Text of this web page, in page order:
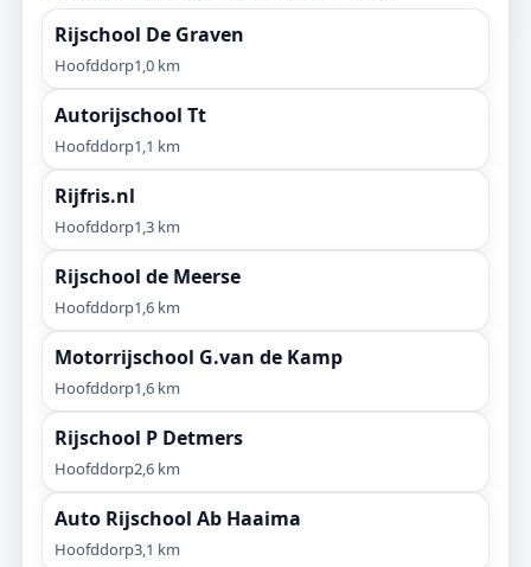
Rijschool De Graven
Hoofddorp1,0 km
Autorijschool Tt
Hoofddorp1,1 km
Rijfris.nl
Hoofddorp1,3 km
Rijschool de Meerse
Hoofddorp1,6 km
Motorrijschool G.van de Kamp
Hoofddorp1,6 km
Rijschool P Detmers
Hoofddorp2,6 km
Auto Rijschool Ab Haaima
Hoofddorp3,1 km